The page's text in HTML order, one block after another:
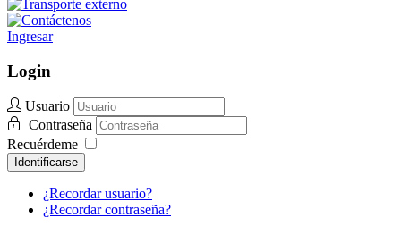
Ingresar
Login
Usuario
Contraseña
Recuérdeme
Identificarse
¿Recordar usuario?
¿Recordar contraseña?